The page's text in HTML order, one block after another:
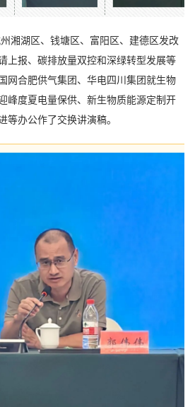
湘湖区、钱塘区、富阳区、建德区发改
上报、碳排放量双控和深绿转型发展等
网合肥供气集团、华电四川集团就生物
峰度夏电量保供、新生物质能源定制开
等办公作了交换讲演稿。